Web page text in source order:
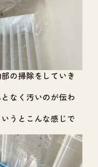
の掃除をしていき
なく汚いのが伝わ
うとこんな感じで